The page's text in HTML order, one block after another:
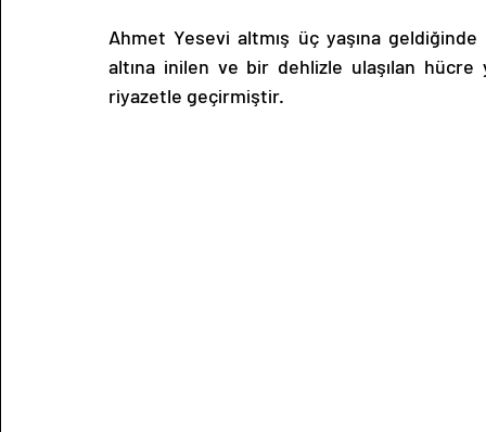
Ahmet Yesevi altmış üç yaşına
altına inilen ve bir dehlizle ulaşılan hücre
riyazetle geçirmiştir.